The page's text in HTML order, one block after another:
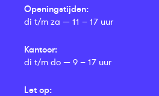
Openingstijden:
di t/m za — 11 – 17 uur
Kantoor:
di t/m do — 9 – 17 uur
Let op: